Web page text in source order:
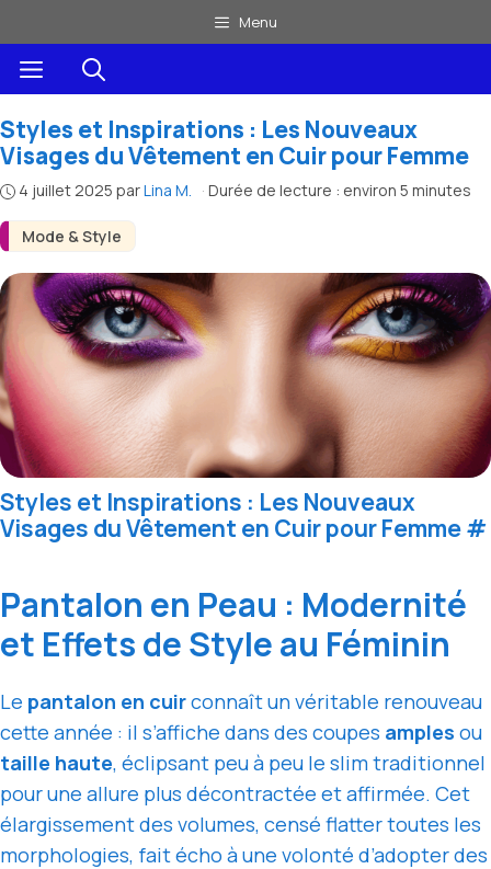
au
contenu
Menu
Menu
Mode & Style
Styles et Inspirations : Les Nouveaux
Visages du Vêtement en Cuir pour Femme
4 juillet 2025 parLina M. · Durée de lecture : environ 5 minutes
Styles et Inspirations : Les Nouveaux
Visages du Vêtement en Cuir pour Femme#
Pantalon en Peau : Modernité
et Effets de Style au Féminin
Le pantalon en cuirconnaît un véritable renouveau
cette année : il s’affiche dans des coupes amples ou
taille haute, éclipsant peu à peu le slim traditionnel
pour une allure plus décontractée et affirmée. Cet
élargissement des volumes, censé flatter toutes les
morphologies, fait écho à une volonté d’adopter des